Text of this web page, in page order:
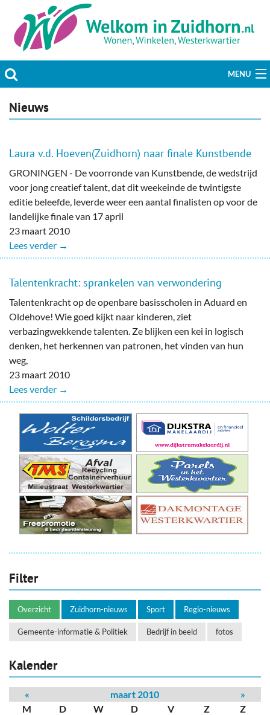
MENU
Actueel
Welzijn & Maatschappij
Bedrijven
Prikbord & Aanbiedingen
Plaats bericht
Nieuws
Laura v.d. Hoeven(Zuidhorn) naar finale Kunstbende
GRONINGEN - De voorronde van Kunstbende, de wedstrijd
voor jong creatief talent, dat dit weekeinde de twintigste
editie beleefde, leverde weer een aantal finalisten op voor de
landelijke finale van 17 april
23 maart 2010
Lees verder →
Talentenkracht: sprankelen van verwondering
Talentenkracht op de openbare basisscholen in Aduard en
Oldehove! Wie goed kijkt naar kinderen, ziet
verbazingwekkende talenten. Ze blijken een kei in logisch
denken, het herkennen van patronen, het vinden van hun
weg,
23 maart 2010
Lees verder →
Filter
Overzicht Zuidhorn-nieuws Sport Regio-nieuws
Gemeente-informatie & Politiek Bedrijf in beeld fotos
Kalender
« maart 2010
»
M
D W D V Z
Z